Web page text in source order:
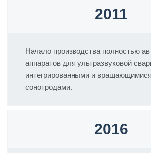
2011
Начало производства полностью
аппаратов для ультразвуковой
интегрированными и вращающимися
сонотродами.
2016